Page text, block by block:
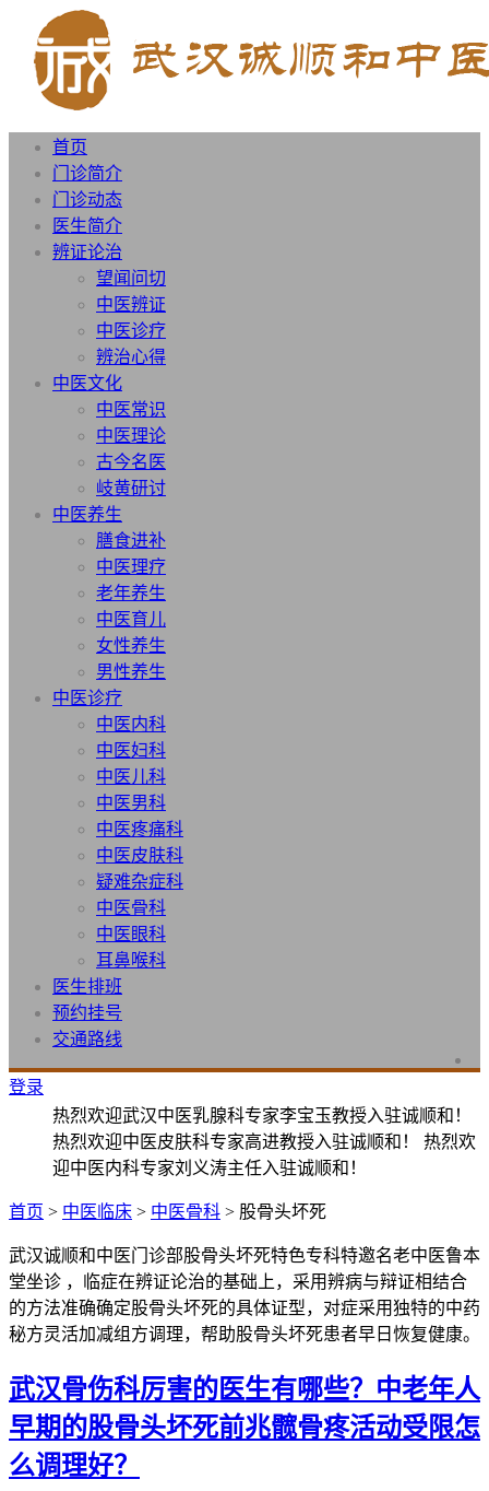
首页
门诊简介
门诊动态
医生简介
辨证论治
望闻问切
中医辨证
中医诊疗
辨治心得
中医文化
中医常识
中医理论
古今名医
岐黄研讨
中医养生
膳食进补
中医理疗
老年养生
中医育儿
女性养生
男性养生
中医诊疗
中医内科
中医妇科
中医儿科
中医男科
中医疼痛科
中医皮肤科
疑难杂症科
中医骨科
中医眼科
耳鼻喉科
医生排班
预约挂号
交通路线
登录
热烈欢迎武汉中医乳腺科专家李宝玉教授入驻诚顺和！
热烈欢迎中医皮肤科专家高进教授入驻诚顺和！ 热烈欢
迎中医内科专家刘义涛主任入驻诚顺和！
首页 > 中医临床 > 中医骨科 > 股骨头坏死
武汉诚顺和中医门诊部股骨头坏死特色专科特邀名老中医鲁本
堂坐诊 ，临症在辨证论治的基础上，采用辨病与辩证相结合
的方法准确确定股骨头坏死的具体证型，对症采用独特的中药
秘方灵活加减组方调理，帮助股骨头坏死患者早日恢复健康。
武汉骨伤科厉害的医生有哪些？中老年人
早期的股骨头坏死前兆髋骨疼活动受限怎
么调理好？